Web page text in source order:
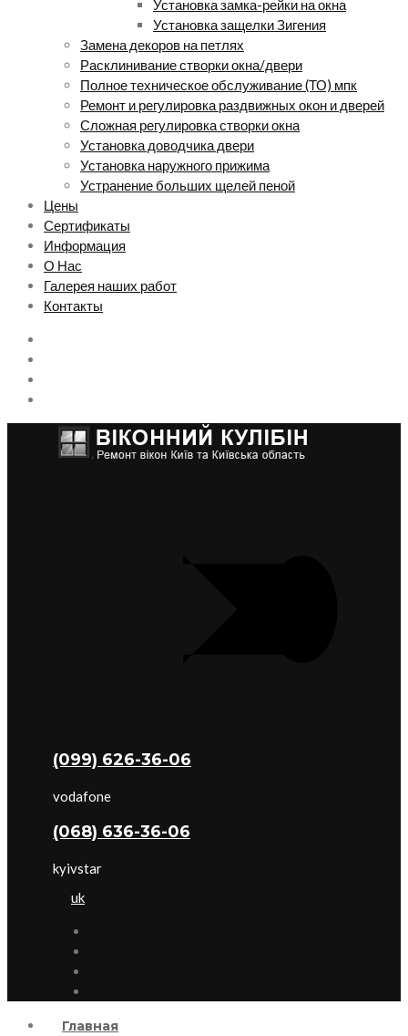
Установка замка-рейки на окна
Установка защелки Зигения
Замена декоров на петлях
Расклинивание створки окна/двери
Полное техническое обслуживание (ТО) мпк
Ремонт и регулировка раздвижных окон и дверей
Сложная регулировка створки окна
Установка доводчика двери
Установка наружного прижима
Устранение больших щелей пеной
Цены
Сертификаты
Информация
О Нас
Галерея наших работ
Контакты
(099) 626-36-06
vodafone
(068) 636-36-06
kyivstar
uk
Главная